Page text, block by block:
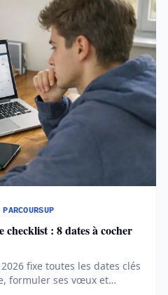
checklist : 8 dates à cocher
fixe toutes les dates clés
formuler ses vœux et